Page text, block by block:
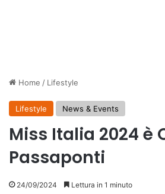
Home / Lifestyle
Lifestyle News & Events
Miss Italia 2024 è
Passaponti
24/09/2024 Lettura in 1 minuto